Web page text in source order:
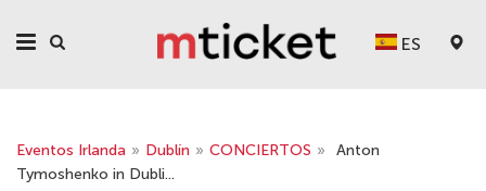
ES
Eventos Irlanda » Dublín » CONCIERTOS »
Anton
Tymoshenko in Dubli...